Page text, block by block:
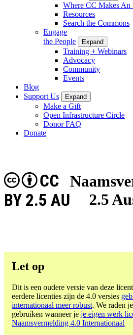
Where CC Makes An
Resources
Search the Commons
Engage
the People
Expand
Training + Webinars
Advocacy
Community
Events
Blog
Support Us
Expand
Make a Gift
Open Infrastructure Circle
Donor FAQ
Donate
2.5
CC
BY 2.5 AU
Let op
Dit is een oudere versie van deze
eerdere licenties zijn de 4.0 versies
internationaal meer robust. We raden
gebruiken wanneer je je eigen werk
Naamsvermelding 4.0 Internationaal